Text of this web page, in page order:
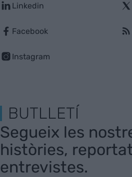
Linkedin
Facebook
Instagram
BUTLLETÍ
Segueix les
històries,
entrevistes.